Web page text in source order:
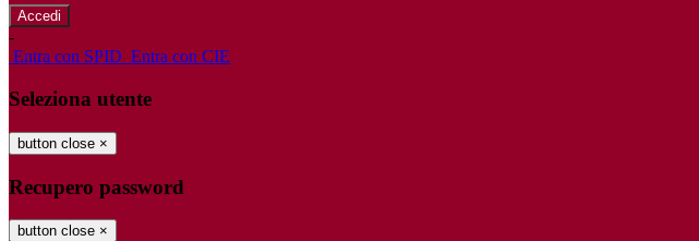
-
Entra con SPID Entra con CIE
Seleziona utente
button close ×
Recupero password
button close ×